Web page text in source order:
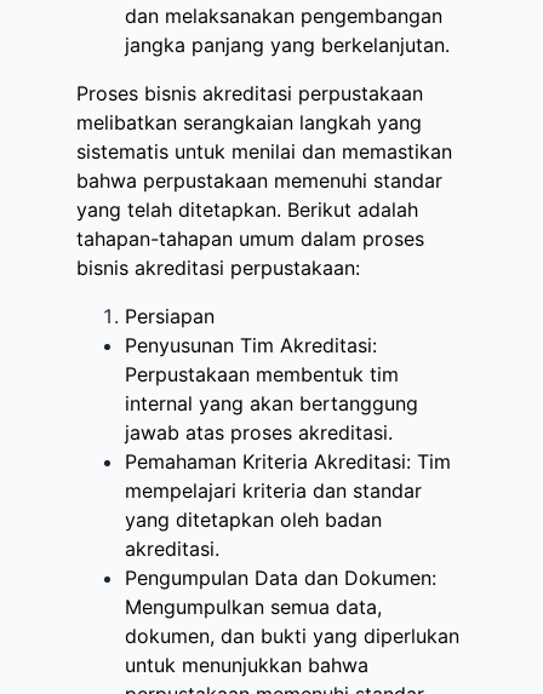
dan melaksanakan pengembangan
jangka panjang yang berkelanjutan.
Proses bisnis akreditasi perpustakaan
melibatkan serangkaian langkah yang
sistematis untuk menilai dan memastikan
bahwa perpustakaan memenuhi standar
yang telah ditetapkan. Berikut adalah
tahapan-tahapan umum dalam proses
bisnis akreditasi perpustakaan:
Persiapan
Penyusunan Tim Akreditasi:
Perpustakaan membentuk tim
internal yang akan bertanggung
jawab atas proses akreditasi.
Pemahaman Kriteria Akreditasi: Tim
mempelajari kriteria dan standar
yang ditetapkan oleh badan
akreditasi.
Pengumpulan Data dan Dokumen:
Mengumpulkan semua data,
dokumen, dan bukti yang diperlukan
untuk menunjukkan bahwa